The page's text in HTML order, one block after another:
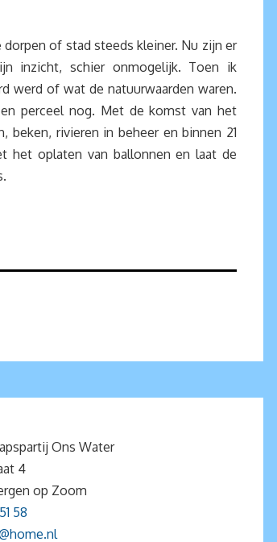
of stad steeds kleiner. Nu zijn er
inzicht, schier onmogelijk. Toen ik
werd of wat de natuurwaarden waren.
perceel nog. Met de komst van het
beken, rivieren in beheer en binnen 21
het oplaten van ballonnen en laat de
Ons Water
4
op Zoom
58